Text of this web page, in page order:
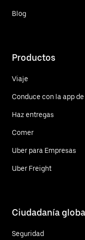
Blog
Productos
Viaje
Conduce con la app
Haz entregas
Comer
Uber para Empresas
Uber Freight
Ciudadanía
Seguridad